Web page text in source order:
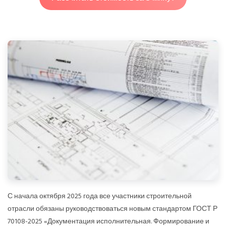
С начала октября 2025 года все участники строительной
отрасли обязаны руководствоваться новым стандартом ГОСТ Р
70108-2025 «Документация исполнительная. Формирование и